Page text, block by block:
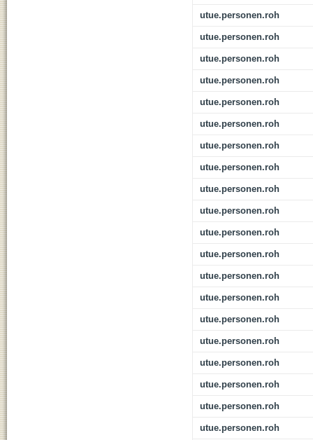
utue.personen.roh
utue.personen.roh
utue.personen.roh
utue.personen.roh
utue.personen.roh
utue.personen.roh
utue.personen.roh
utue.personen.roh
utue.personen.roh
utue.personen.roh
utue.personen.roh
utue.personen.roh
utue.personen.roh
utue.personen.roh
utue.personen.roh
utue.personen.roh
utue.personen.roh
utue.personen.roh
utue.personen.roh
utue.personen.roh